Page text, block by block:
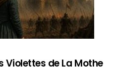
Violettes de La Mothe